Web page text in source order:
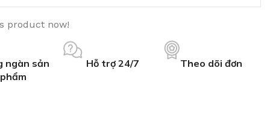
product now!
ngàn sản
phẩm
Hỗ trợ 24/7 Theo dõi đơn